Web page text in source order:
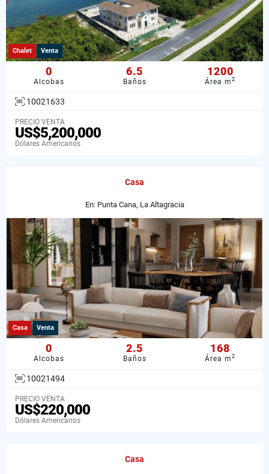
Chalet Venta
0
Alcobas
6.5
Baños
1200
Área m2
10021633
PRECIO VENTA
US$5,200,000
Dólares Americanos
Casa
En: Punta Cana, La Altagracia
Casa Venta
0
Alcobas
2.5
Baños
168
Área m2
10021494
PRECIO VENTA
US$220,000
Dólares Americanos
Casa